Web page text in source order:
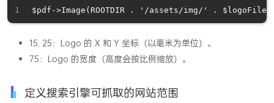
15, 25：Logo 的 X 和 Y 坐标（以毫米为单位）。
75：Logo 的宽度（高度会按比例缩放）。
定义搜索引擎可抓取的网站范围